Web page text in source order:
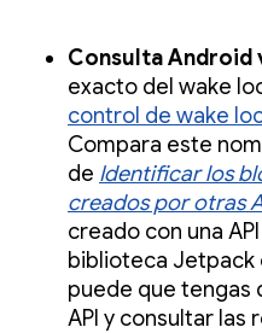
Consulta Android
exacto del wake
control de wake
Compara este
de Identificar los
creados por otras
creado con una
biblioteca Jetpack
puede que tengas
API y consultar las